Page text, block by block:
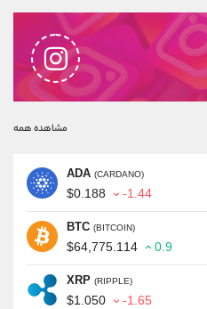
مشاهده همه
ADA (CARDANO)
$0.188 -1.44
BTC (BITCOIN)
$64,775.114 0.9
XRP (RIPPLE)
$1.050 -1.65